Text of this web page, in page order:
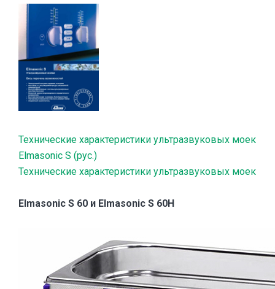
Технические характеристики ультразвуковых моек
Elmasonic S (рус.)
Технические характеристики ультразвуковых моек
Elmasonic S 60 и Elmasonic S 60H